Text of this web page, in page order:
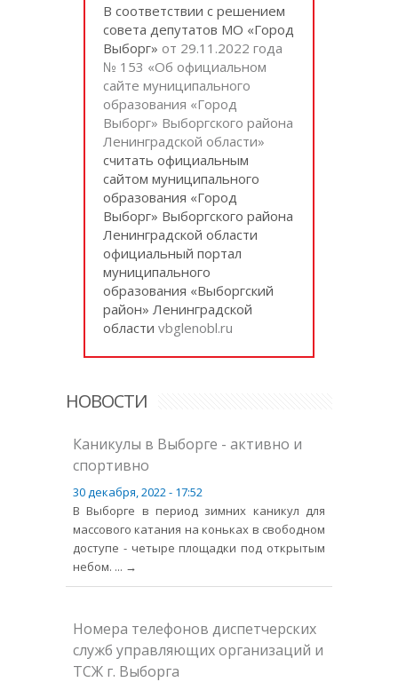
В соответствии с решением
совета депутатов МО «Город
Выборг» от 29.11.2022 года
№ 153 «Об официальном
сайте муниципального
образования «Город
Выборг» Выборгского района
Ленинградской области»
cчитать официальным
сайтом муниципального
образования «Город
Выборг» Выборгского района
Ленинградской области
официальный портал
муниципального
образования «Выборгский
район» Ленинградской
области vbglenobl.ru
НОВОСТИ
Каникулы в Выборге - активно и
спортивно
30 декабря, 2022 - 17:52
В Выборге в период зимних каникул для
массового катания на коньках в свободном
доступе - четыре площадки под открытым
небом. ... →
Номера телефонов диспетчерских
служб управляющих организаций и
ТСЖ г. Выборга